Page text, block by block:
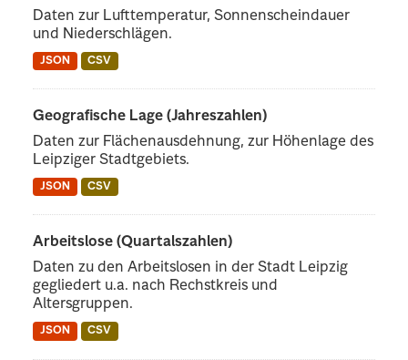
Daten zur Lufttemperatur, Sonnenscheindauer
und Niederschlägen.
JSON CSV
Geografische Lage (Jahreszahlen)
Daten zur Flächenausdehnung, zur Höhenlage des
Leipziger Stadtgebiets.
JSON CSV
Arbeitslose (Quartalszahlen)
Daten zu den Arbeitslosen in der Stadt Leipzig
gegliedert u.a. nach Rechstkreis und
Altersgruppen.
JSON CSV